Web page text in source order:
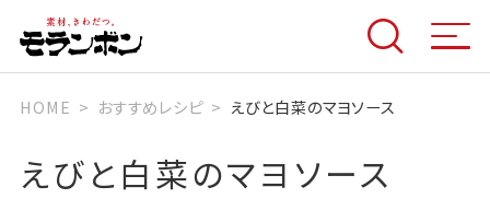
HOME おすすめレシピ えびと白菜のマヨソース
えびと白菜のマヨソース